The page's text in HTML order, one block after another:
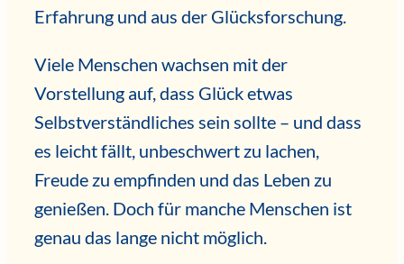
Erfahrung und aus der Glücksforschung.
Viele Menschen wachsen mit der
Vorstellung auf, dass Glück etwas
Selbstverständliches sein sollte – und dass
es leicht fällt, unbeschwert zu lachen,
Freude zu empfinden und das Leben zu
genießen. Doch für manche Menschen ist
genau das lange nicht möglich.